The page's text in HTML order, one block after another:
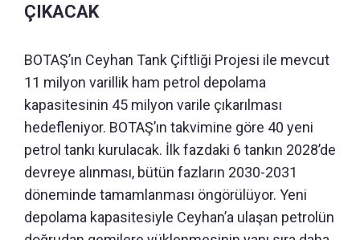
ÇIKACAK
BOTAŞ’ın Ceyhan Tank Çiftliği Projesi ile mevcut
11 milyon varillik ham petrol depolama
kapasitesinin 45 milyon varile çıkarılması
hedefleniyor. BOTAŞ’ın takvimine göre 40 yeni
petrol tankı kurulacak. İlk fazdaki 6 tankın 2028’de
devreye alınması, bütün fazların 2030-2031
döneminde tamamlanması öngörülüyor. Yeni
depolama kapasitesiyle Ceyhan’a ulaşan petrolün